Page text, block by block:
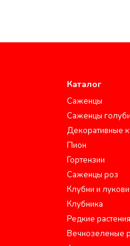
Каталог
Саженцы
Саженцы
Декоративные
Пион
Гортензии
Саженцы роз
Клубни и
Клубника
Редкие растения
Вечнозеленые